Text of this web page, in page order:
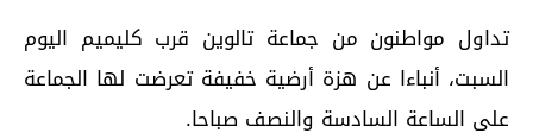
تداول مواطنون من جماعة تالوين قرب كليميم اليوم
السبت، أنباءا عن هزة أرضية خفيفة تعرضت لها الجماعة
على الساعة السادسة والنصف صباحا.